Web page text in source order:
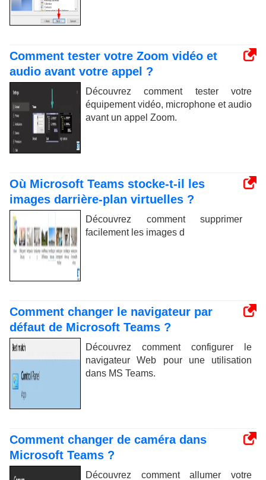
Comment tester votre Zoom vidéo et
audio avant votre appel ?
Découvrez comment tester votre
équipement vidéo, microphone et audio
avant un appel Zoom.
Où Microsoft Teams stocke-t-il les
images darrière-plan virtuelles ?
Découvrez comment supprimer
facilement les images d
Comment changer le navigateur par
défaut de Microsoft Teams ?
Découvrez comment configurer le
navigateur Web pour une utilisation
dans MS Teams.
Comment changer de caméra dans
Microsoft Teams ?
Découvrez comment allumer votre